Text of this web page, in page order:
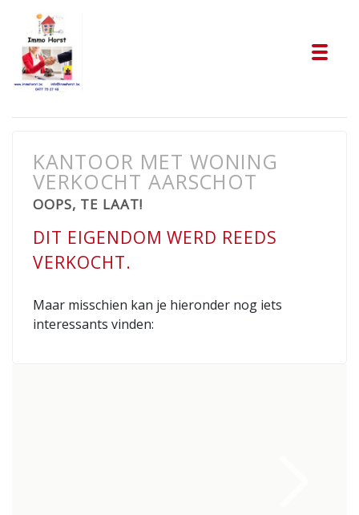
KANTOOR MET WONING
VERKOCHT AARSCHOT
OOPS, TE LAAT!
DIT EIGENDOM WERD REEDS
VERKOCHT.
Maar misschien kan je hieronder nog iets
interessants vinden: